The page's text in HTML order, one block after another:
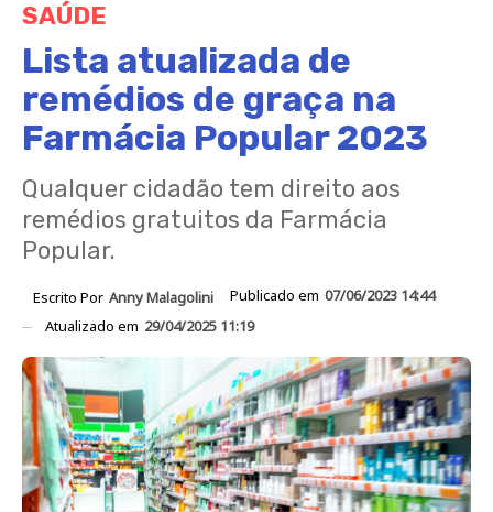
SAÚDE
Lista atualizada de
remédios de graça na
Farmácia Popular 2023
Qualquer cidadão tem direito aos
remédios gratuitos da Farmácia
Popular.
Escrito Por Anny Malagolini Publicado em 07/06/2023 14:44
Atualizado em 29/04/2025 11:19